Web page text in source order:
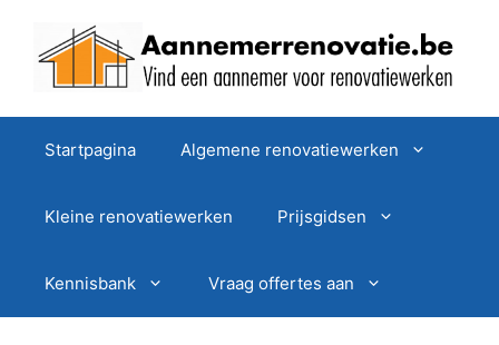
Startpagina Algemene renovatiewerken
Kleine renovatiewerken Prijsgidsen
Kennisbank Vraag offertes aan